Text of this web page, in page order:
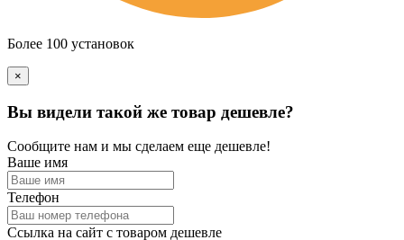
Более 100 установок
×
Вы видели такой же товар дешевле?
Сообщите нам и мы сделаем еще дешевле!
Ваше имя
Телефон
Ссылка на сайт с товаром дешевле